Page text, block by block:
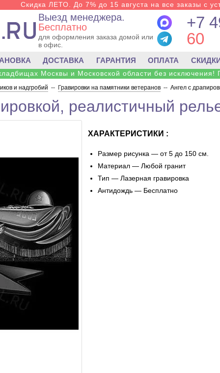
Скидка ЛЕТО. До 7% до 15 августа на все заказы с
Выезд менеджера.
Бесплатно
для оформления заказа домой или
в офис.
+7
60
ДОСТАВКА ГАРАНТИЯ ОПЛАТА
Москвы и Московской области без исключения!
и надгробий -- Гравировки на памятники ветеранов -- Ангел с
реалистичный
ХАРАКТЕРИСТИКИ :
Размер рисунка — от 5 до 150 см.
Материал — Любой гранит
Тип — Лазерная гравировка
Антидождь — Бесплатно